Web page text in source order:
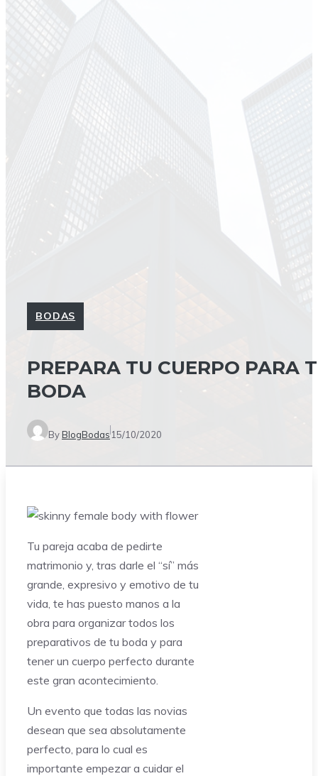
BODAS
PREPARA TU CUERPO PARA
BODA
ByBlogBodas 15/10/2020
Tu pareja acaba de pedirte
matrimonio y, tras darle el “sí” más
grande, expresivo y emotivo de tu
vida, te has puesto manos a la
obra para organizar todos los
preparativos de tu boda y para
tener un cuerpo perfecto durante
este gran acontecimiento.
Un evento que todas las novias
desean que sea absolutamente
perfecto, para lo cual es
importante empezar a cuidar el